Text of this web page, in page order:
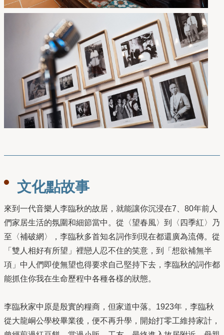
文化點故事
來到一代音樂人李臨秋的故居，就能讓你沉浸在7、80年前人
們家居生活的氛圍和細節當中。從〈望春風〉到〈四季紅〉乃
至〈補破網〉，李臨秋多首知名詞作到現在都還廣為流傳。從
「雙人相好有所望」裡戀人忍不住的笑意，到「想欲補無半
項」中人們即使無望也得要求自己堅持下去，李臨秋的詞作都
能抓住你我在生命歷程中各種各樣的狀態。
李臨秋家中原是殷實的糧商，但家道中落。1923年，李臨秋
從大龍峒公學校畢業後，便不再升學，開始打零工維持家計，